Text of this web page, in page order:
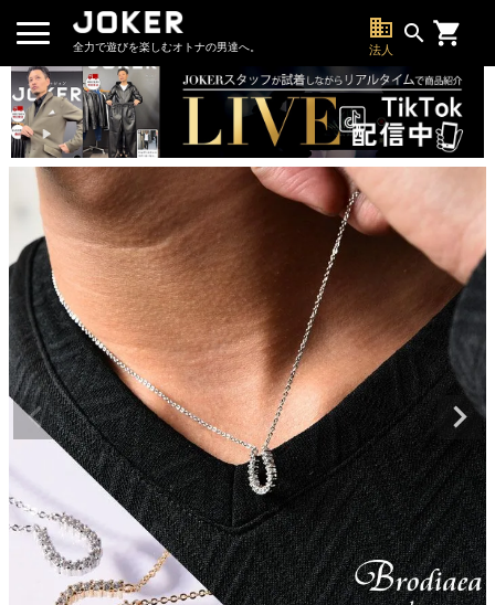
全力で遊びを楽しむオトナの男達へ。
business
法人
search